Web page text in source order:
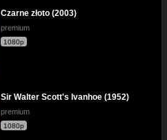
Czarne złoto (2003)
premium
1080p
Sir Walter Scott's Ivanhoe (1952)
premium
1080p